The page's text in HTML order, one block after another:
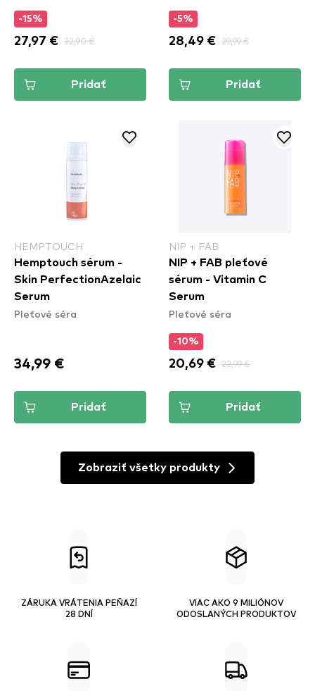
-15%
27,97 € 32,90 €
Pridať
-5%
28,49 € 29,99 €
Pridať
HEMPTOUCH
Hemptouch sérum -
Skin PerfectionAzelaic
Serum
Pleťové séra
34,99 €
Pridať
NIP + FAB
NIP + FAB pleťové
sérum - Vitamin C
Serum
Pleťové séra
-10%
20,69 € 22,99 €
Pridať
Zobraziť všetky produkty
ZÁRUKA VRÁTENIA PEŇAZÍ
28 DNÍ
VIAC AKO 9 MILIÓNOV
ODOSLANÝCH PRODUKTOV